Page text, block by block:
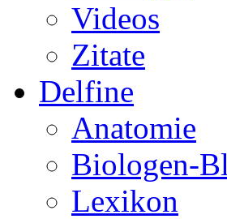
Videos
Zitate
Delfine
Anatomie
Biologen-
Lexikon